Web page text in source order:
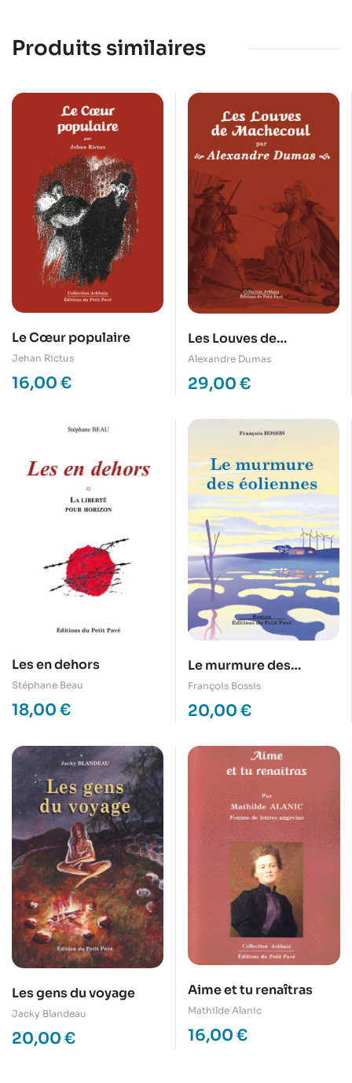
Produits similaires
Le Cœur populaire
Jehan Rictus
16,00 €
Les Louves de
Machecoul
Alexandre Dumas
29,00 €
Les en dehors
Stéphane Beau
18,00 €
Le murmure des
éoliennes
François Bossis
20,00 €
Les gens du voyage
Jacky Blandeau
20,00 €
Aime et tu renaîtras
Mathilde Alanic
16,00 €